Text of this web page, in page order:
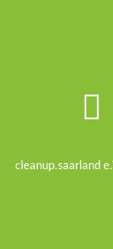
cleanup.saarland